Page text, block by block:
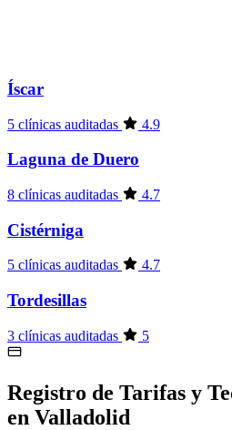
Íscar
5 clínicas auditadas 4.9
Laguna de Duero
8 clínicas auditadas 4.7
Cistérniga
5 clínicas auditadas 4.7
Tordesillas
3 clínicas auditadas 5
Registro de Tarifas y
en Valladolid